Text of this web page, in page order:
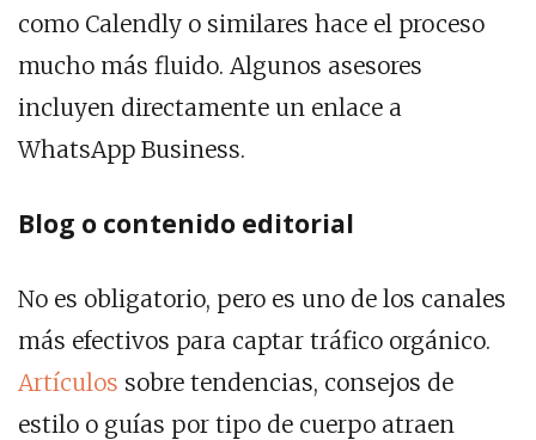
como Calendly o similares hace el proceso
mucho más fluido. Algunos asesores
incluyen directamente un enlace a
WhatsApp Business.
Blog o contenido editorial
No es obligatorio, pero es uno de los canales
más efectivos para captar tráfico orgánico.
Artículos sobre tendencias, consejos de
estilo o guías por tipo de cuerpo atraen